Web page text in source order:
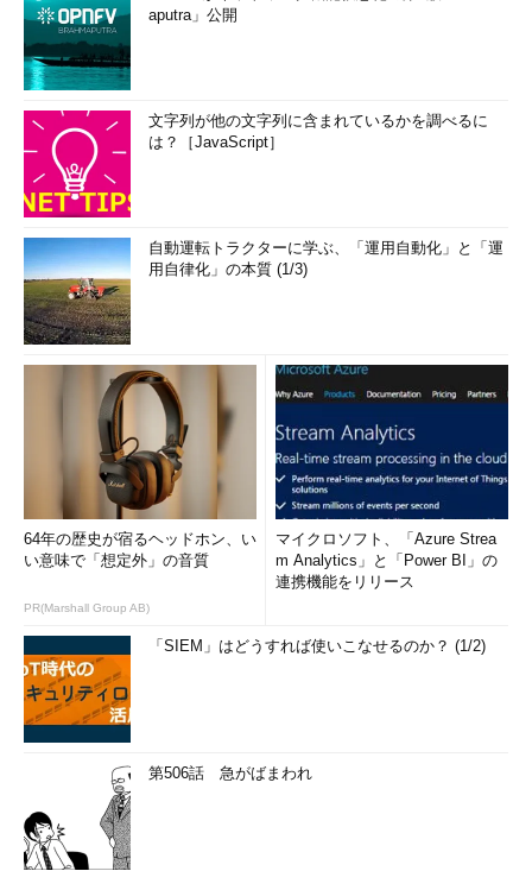
aputra」公開
文字列が他の文字列に含まれているかを調べるに
は？［JavaScript］
自動運転トラクターに学ぶ、「運用自動化」と「運
用自律化」の本質 (1/3)
64年の歴史が宿るヘッドホン、い
い意味で「想定外」の音質
PR(Marshall Group AB)
マイクロソフト、「Azure Strea
m Analytics」と「Power BI」の
連携機能をリリース
「SIEM」はどうすれば使いこなせるのか？ (1/2)
第506話 急がばまわれ